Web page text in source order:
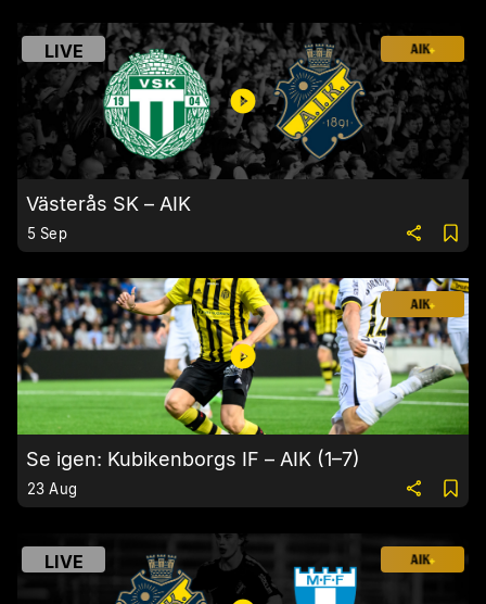
LIVE
Västerås SK – AIK
5 Sep
Se igen: Kubikenborgs IF – AIK (1–7)
23 Aug
LIVE